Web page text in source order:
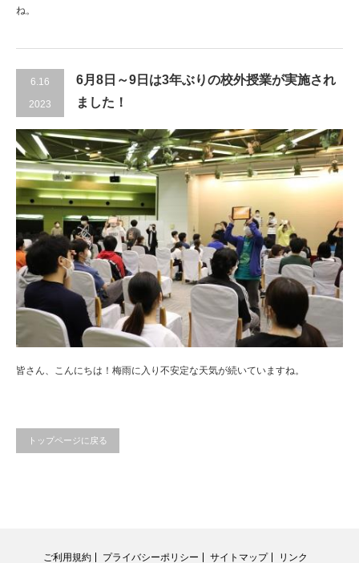
ね。
6.16
2023
6月8日～9日は3年ぶりの校外授業が実施され
ました！
皆さん、こんにちは！梅雨に入り不安定な天気が続いていますね。
トップページに戻る
ご利用規約 プライバシーポリシー サイトマップ リンク